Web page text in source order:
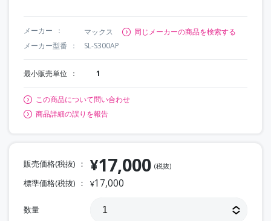
メーカー マックス
同じメーカーの商品を検索する
メーカー型番
SL-S300AP
最小販売単位 1
この商品について問い合わせ
商品詳細の誤りを報告
販売価格(税抜) ¥17,000 (税抜)
標準価格(税抜) ¥17,000
数量